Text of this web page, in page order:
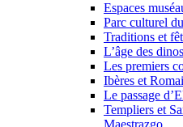
Espaces
Parc culturel
Traditions et
L’âge des
Les premiers
Ibères et
Le passage
Templiers et
Maestrazgo.